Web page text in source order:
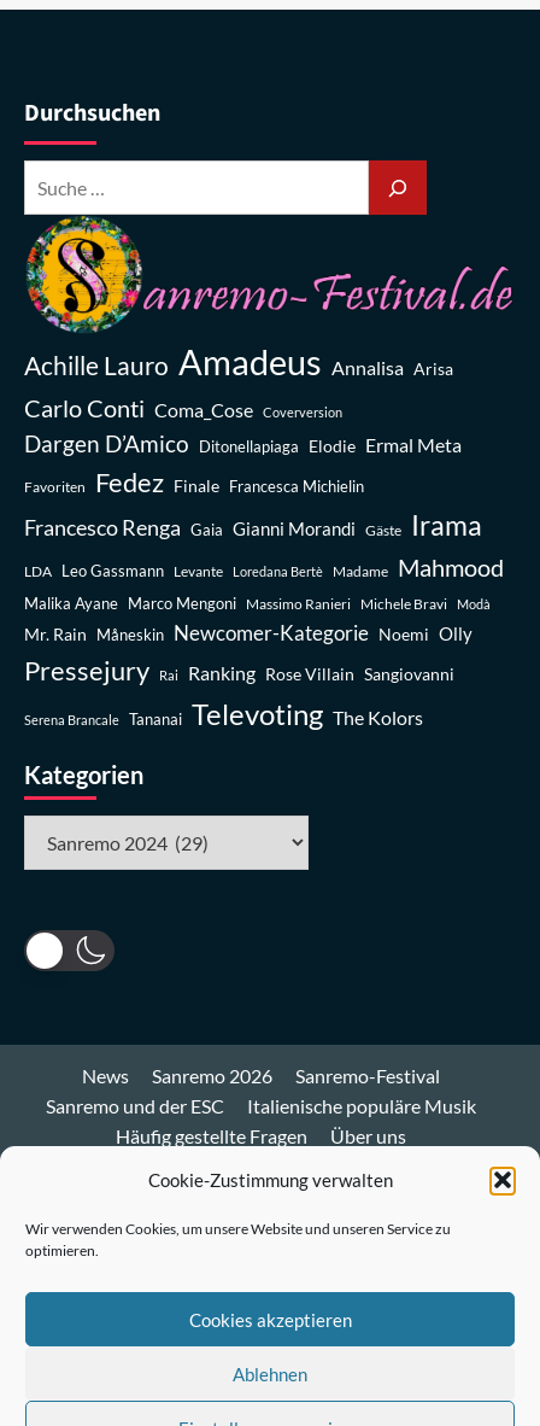
Cookie-Zustimmung verwalten
Wir verwenden Cookies, um unsere Website und unseren Service zu
optimieren.
Cookies akzeptieren
Ablehnen
Durchsuchen
Achille Lauro Amadeus Annalisa Arisa
Carlo Conti Coma_Cose Coverversion
Dargen D’Amico Ditonellapiaga Elodie Ermal Meta
Favoriten Fedez Finale Francesca Michielin
Francesco Renga Gaia Gianni Morandi Gäste Irama
LDA Leo Gassmann Levante Loredana Bertè Madame Mahmood
Malika Ayane Marco Mengoni Massimo Ranieri Michele Bravi Modà
Mr. Rain Måneskin Newcomer-Kategorie Noemi Olly
Pressejury Rai Ranking Rose Villain Sangiovanni
Serena Brancale Tananai Televoting The Kolors
Kategorien
News Sanremo 2026
Sanremo-Festival
Sanremo und der ESC
Italienische populäre Musik
Häufig gestellte Fragen
Über uns
Mastodon
Twitter
LinkedIn